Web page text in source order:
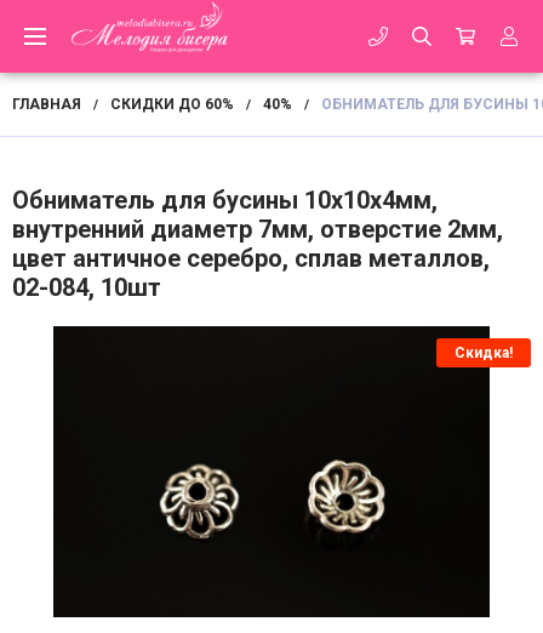
ГЛАВНАЯ / СКИДКИ ДО 60% / 40% / ОБНИМАТЕЛЬ ДЛЯ БУСИНЫ
Обниматель для бусины 10х10х4мм,
внутренний диаметр 7мм, отверстие 2мм,
цвет античное серебро, сплав металлов,
02-084, 10шт
Скидка!